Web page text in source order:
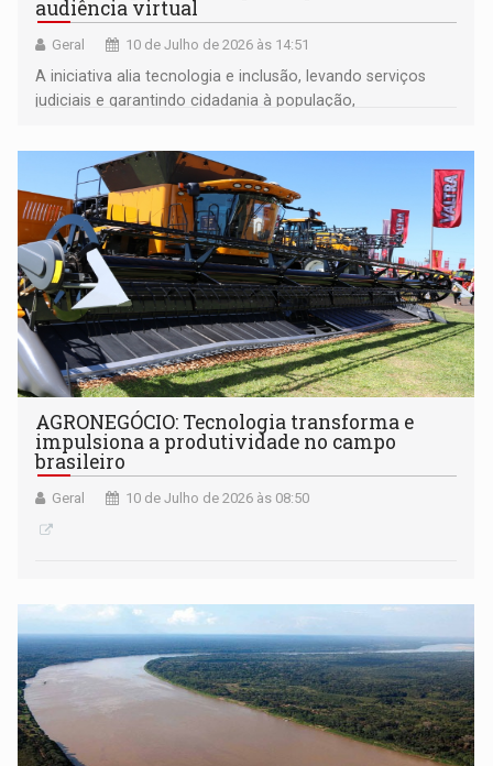
audiência virtual
Geral 10 de Julho de 2026 às 14:51
A iniciativa alia tecnologia e inclusão, levando serviços
judiciais e garantindo cidadania à população,
AGRONEGÓCIO: Tecnologia transforma e
impulsiona a produtividade no campo
brasileiro
Geral 10 de Julho de 2026 às 08:50